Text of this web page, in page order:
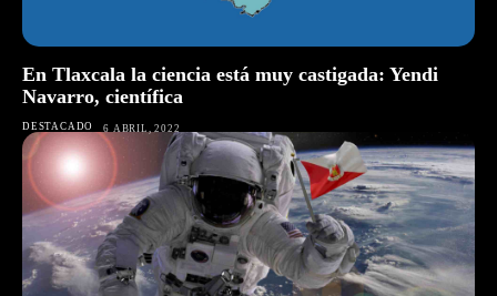
En Tlaxcala la ciencia está muy castigada: Yendi
Navarro, científica
DESTACADO 6 ABRIL, 2022